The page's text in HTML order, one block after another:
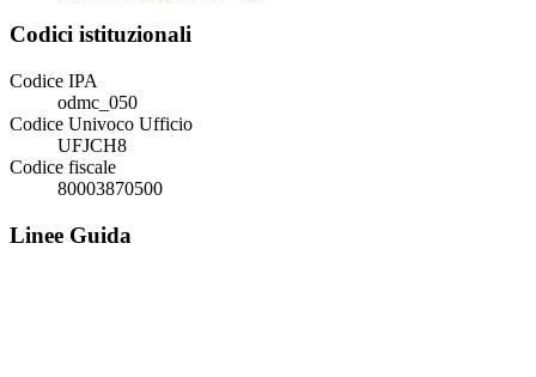
Codici istituzionali
Codice IPA
odmc_050
Codice Univoco Ufficio
UFJCH8
Codice fiscale
80003870500
Linee Guida